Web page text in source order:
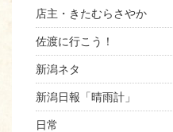
店主・きたむらさやか
佐渡に行こう！
新潟ネタ
新潟日報「晴雨計」
日常